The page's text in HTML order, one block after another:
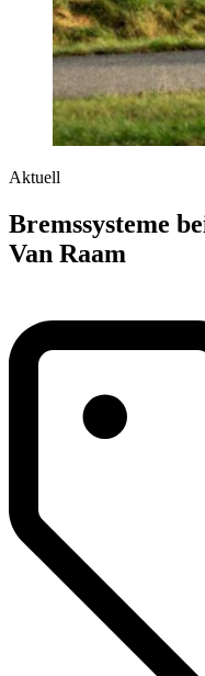
Aktuell
Bremssysteme
Van Raam